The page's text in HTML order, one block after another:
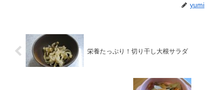
yumi
栄養たっぷり！切り干し大根サラダ